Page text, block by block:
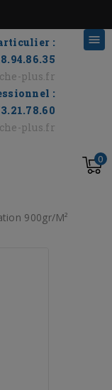
:
plus.fr
:
plus.fr

0
900gr/m²